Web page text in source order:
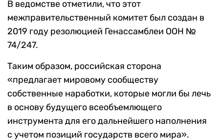
В ведомстве отметили, что этот
межправительственный комитет был создан в
2019 году резолюцией Генассамблеи ООН №
74/247.
Таким образом, российская сторона
«предлагает мировому сообществу
собственные наработки, которые могли бы лечь
в основу будущего всеобъемлющего
инструмента для его дальнейшего наполнения
с учетом позиций государств всего мира».